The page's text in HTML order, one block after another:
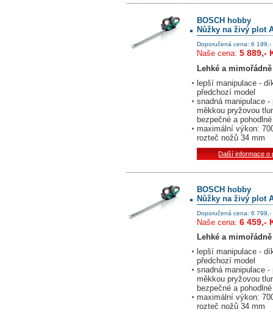
BOSCH hobby
Nůžky na živý plot
Doporučená cena: 6 199,-
Naše cena: 5 889,-
Lehké a
lepší manipulace -
předchozí model
snadná manipulace
měkkou pryžovou
bezpečné a
maximální výkon:
rozteč nožů 34 mm
Další informace o
BOSCH hobby
Nůžky na živý plot
Doporučená cena: 6 799,-
Naše cena: 6 459,-
Lehké a
lepší manipulace -
předchozí model
snadná manipulace
měkkou pryžovou
bezpečné a
maximální výkon:
rozteč nožů 34 mm